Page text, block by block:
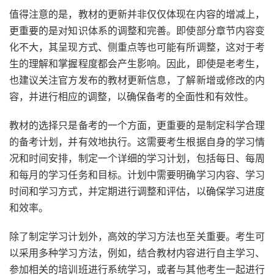
值得注意的是，教材的更新并非仅仅体现在内容的增减上，
更重要的是对知识体系的调整和完善。即使部分章节内容变
化不大，其呈现方式、侧重点等也可能有所调整，这对于考
生的理解和掌握程度都会产生影响。因此，即使是老考生，
也建议关注官方发布的教材更新信息，了解新增或修改的内
容，并进行相应的调整，以确保备考的全面性和有效性。
教材的选择只是备考的一个方面，更重要的是制定科学合理
的备考计划，并有效地执行。这需要考生根据自身的学习情
况和时间安排，制定一个详细的学习计划，包括每日、每周
和每月的学习任务和目标。计划中需要明确学习内容、学习
时间和学习方式，并定期进行调整和评估，以确保学习进度
和效率。
除了制定学习计划外，高效的学习方法也至关重要。考生可
以采用多种学习方法，例如，结合教材内容进行自主学习、
参加相关的培训班进行系统学习，或者与其他考生一起进行